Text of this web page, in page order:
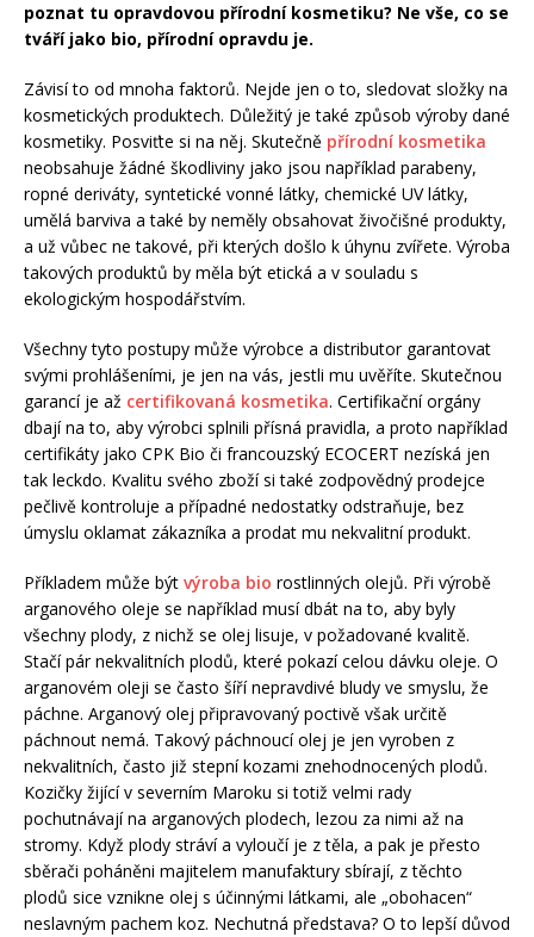
poznat tu opravdovou přírodní kosmetiku? Ne vše, co se
tváří jako bio, přírodní opravdu je.
Závisí to od mnoha faktorů. Nejde jen o to, sledovat složky na
kosmetických produktech. Důležitý je také způsob výroby dané
kosmetiky. Posviťte si na něj. Skutečně přírodní kosmetika
neobsahuje žádné škodliviny jako jsou například parabeny,
ropné deriváty, syntetické vonné látky, chemické UV látky,
umělá barviva a také by neměly obsahovat živočišné produkty,
a už vůbec ne takové, při kterých došlo k úhynu zvířete. Výroba
takových produktů by měla být etická a v souladu s
ekologickým hospodářstvím.
Všechny tyto postupy může výrobce a distributor garantovat
svými prohlášeními, je jen na vás, jestli mu uvěříte. Skutečnou
garancí je až certifikovaná kosmetika. Certifikační orgány
dbají na to, aby výrobci splnili přísná pravidla, a proto například
certifikáty jako CPK Bio či francouzský ECOCERT nezíská jen
tak leckdo. Kvalitu svého zboží si také zodpovědný prodejce
pečlivě kontroluje a případné nedostatky odstraňuje, bez
úmyslu oklamat zákazníka a prodat mu nekvalitní produkt.
Příkladem může být výroba bio rostlinných olejů. Při výrobě
arganového oleje se například musí dbát na to, aby byly
všechny plody, z nichž se olej lisuje, v požadované kvalitě.
Stačí pár nekvalitních plodů, které pokazí celou dávku oleje. O
arganovém oleji se často šíří nepravdivé bludy ve smyslu, že
páchne. Arganový olej připravovaný poctivě však určitě
páchnout nemá. Takový páchnoucí olej je jen vyroben z
nekvalitních, často již stepní kozami znehodnocených plodů.
Kozičky žijící v severním Maroku si totiž velmi rady
pochutnávají na arganových plodech, lezou za nimi až na
stromy. Když plody stráví a vyloučí je z těla, a pak je přesto
sběrači poháněni majitelem manufaktury sbírají, z těchto
plodů sice vznikne olej s účinnými látkami, ale „obohacen“
neslavným pachem koz. Nechutná představa? O to lepší důvod